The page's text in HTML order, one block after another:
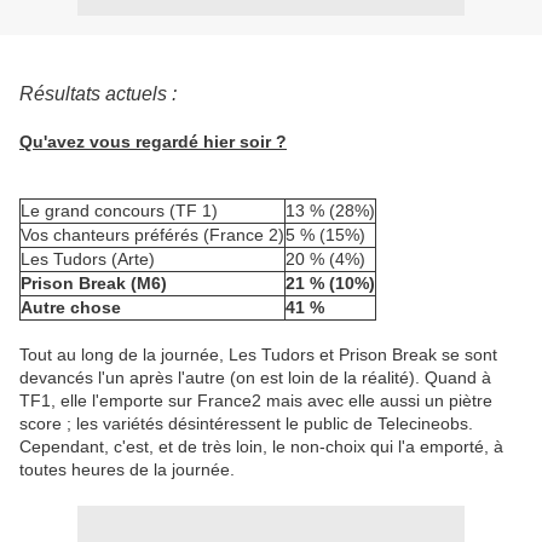
Résultats actuels :
Qu'avez vous regardé hier soir ?
Le grand concours (TF 1)
13 % (28%)
Vos chanteurs préférés (France 2)5 % (15%)
Les Tudors (Arte)
20 % (4%)
Prison Break (M6)
21 % (10%)
Autre chose
41 %
Tout au long de la journée, Les Tudors et Prison Break se sont
devancés l'un après l'autre (on est loin de la réalité). Quand à
TF1, elle l'emporte sur France2 mais avec elle aussi un piètre
score ; les variétés désintéressent le public de Telecineobs.
Cependant, c'est, et de très loin, le non-choix qui l'a emporté, à
toutes heures de la journée.